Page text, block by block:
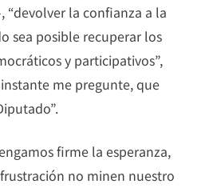
“devolver la confianza a la
sea posible recuperar los
y participativos”,
me pregunte, que
firme la esperanza,
no minen nuestro